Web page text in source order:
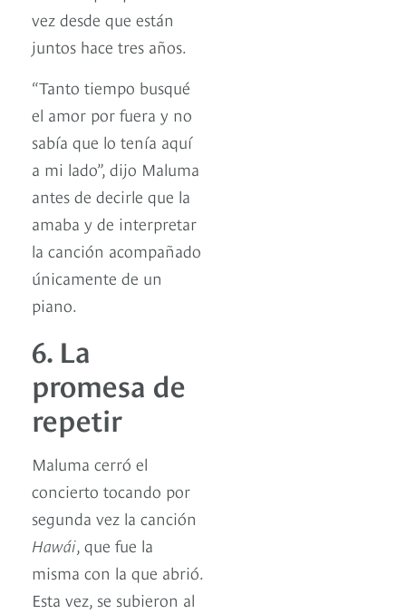
vez desde que están
juntos hace tres años.
“Tanto tiempo busqué
el amor por fuera y no
sabía que lo tenía aquí
a mi lado”, dijo Maluma
antes de decirle que la
amaba y de interpretar
la canción acompañado
únicamente de un
piano.
6. La
promesa de
repetir
Maluma cerró el
concierto tocando por
segunda vez la canción
Hawái, que fue la
misma con la que abrió.
Esta vez, se subieron al